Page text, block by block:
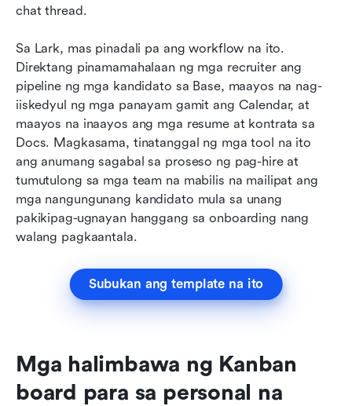
chat thread.
Sa Lark, mas pinadali pa ang workflow na ito.
Direktang pinamamahalaan ng mga recruiter ang
pipeline ng mga kandidato sa Base, maayos na nag-
iiskedyul ng mga panayam gamit ang Calendar, at
maayos na inaayos ang mga resume at kontrata sa
Docs. Magkasama, tinatanggal ng mga tool na ito
ang anumang sagabal sa proseso ng pag-hire at
tumutulong sa mga team na mabilis na mailipat ang
mga nangungunang kandidato mula sa unang
pakikipag-ugnayan hanggang sa onboarding nang
walang pagkaantala.
Subukan ang template na ito
Mga halimbawa ng Kanban
board para sa personal na